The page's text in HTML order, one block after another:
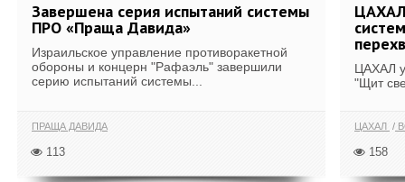
Завершена серия испытаний системы
ПРО «Праща Давида»
Израильское управление противоракетной
обороны и концерн "Рафаэль" завершили
серию испытаний системы...
ПРАЩА ДАВИДА
113
ЦАХАЛ
"Щит
ЦАХАЛ
158